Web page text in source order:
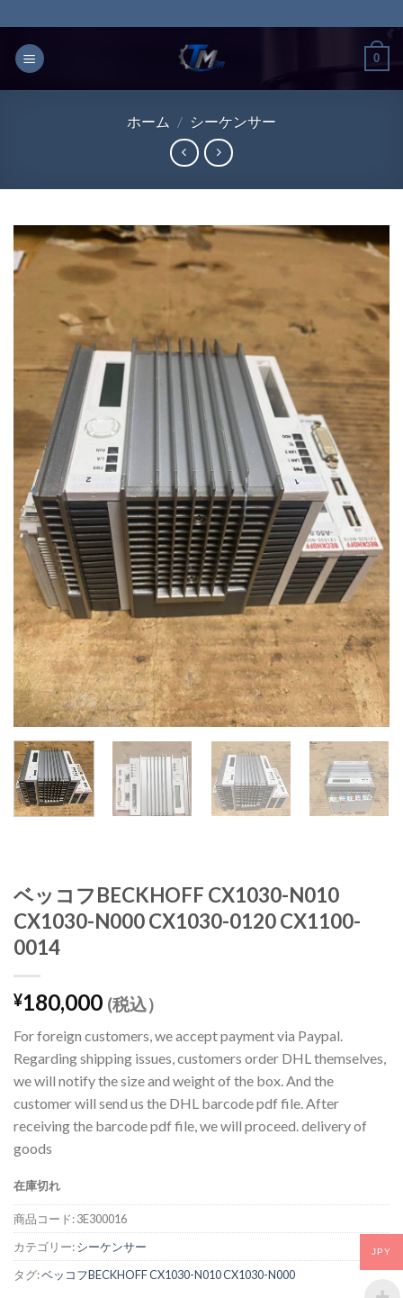
to
content
0
ホーム / シーケンサー
ベッコフBECKHOFF CX1030-N010
CX1030-N000 CX1030-0120 CX1100-
0014
¥180,000 (税込）
For foreign customers, we accept payment via Paypal.
Regarding shipping issues, customers order DHL themselves,
we will notify the size and weight of the box. And the
customer will send us the DHL barcode pdf file. After
receiving the barcode pdf file, we will proceed. delivery of
goods
在庫切れ
商品コード:3E300016
カテゴリー:シーケンサー
タグ:ベッコフBECKHOFF CX1030-N010 CX1030-N000
JPY